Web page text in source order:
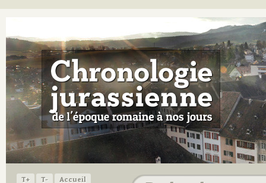
T+ T-
Accueil